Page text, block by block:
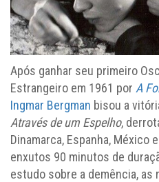
Após ganhar seu primeiro
Estrangeiro em 1961 por A
Ingmar Bergman bisou a
Através de um Espelho,
Dinamarca, Espanha, México
enxutos 90 minutos de
estudo sobre a demência,